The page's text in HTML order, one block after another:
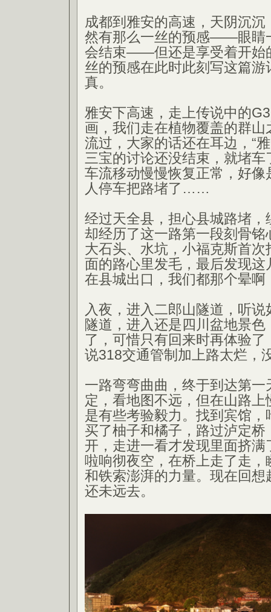
成都到雅安的高速，天阴沉
然有那么一丝的预感——眼睛
会结束——但还是享受着开始
丝的预感在此时此刻写这篇游
真。
雅安下高速，走上传说中的
画，我们走在植物覆盖的群
流过，大家的话还在耳边，“
三宝的讨论还没结束，就堵
车流移动慢慢恢复正常，好像
人停车把路堵了……
经过天全县，担心县城路堵
却经历了这一路第一段刻骨铭
大石头、水坑，小福克斯首
面的路心里发毛，最后发现这
在县城出口，我们都那个晕啊
入夜，进入二郎山隧道，听
隧道，进入还是四川盆地景色
了，可惜只有回来时再体验
说318交通管制加上路太烂，
一路弯弯曲曲，终于到达第一
定，看地图不远，但在山路
是有些考验毅力。找到宾馆
买了柚子和橘子，路过泸定桥
开，走进一看才发现里面挤满
啦响彻夜空，在桥上走了走，
和铁索澎湃的力量。现在回想
还未远去。